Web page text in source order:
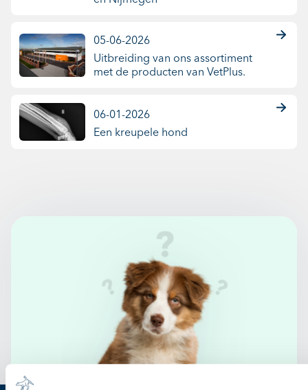
05-06-2026
Uitbreiding van ons assortiment
met de producten van VetPlus.
06-01-2026
Een kreupele hond